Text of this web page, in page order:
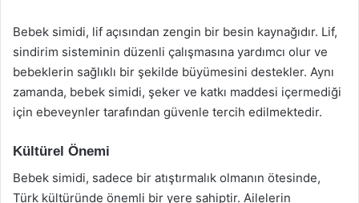
Bebek simidi, lif açısından zengin bir besin kaynağıdır. Lif,
sindirim sisteminin düzenli çalışmasına yardımcı olur ve
bebeklerin sağlıklı bir şekilde büyümesini destekler. Aynı
zamanda, bebek simidi, şeker ve katkı maddesi içermediği
için ebeveynler tarafından güvenle tercih edilmektedir.
Kültürel Önemi
Bebek simidi, sadece bir atıştırmalık olmanın ötesinde,
Türk kültüründe önemli bir yere sahiptir. Ailelerin